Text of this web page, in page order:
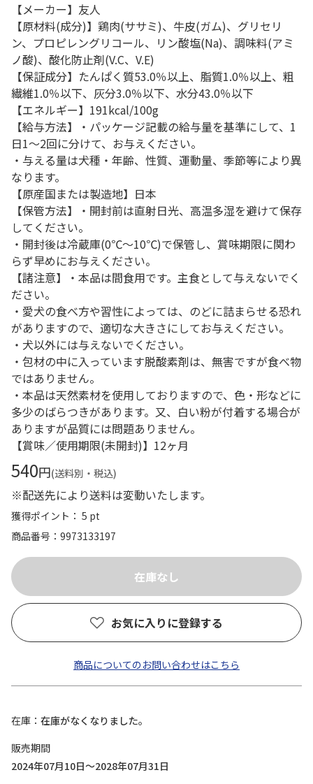
【メーカー】友人
【原材料(成分)】鶏肉(ササミ)、牛皮(ガム)、グリセリ
ン、プロピレングリコール、リン酸塩(Na)、調味料(アミ
ノ酸)、酸化防止剤(V.C、V.E)
【保証成分】たんぱく質53.0％以上、脂質1.0％以上、粗
繊維1.0％以下、灰分3.0％以下、水分43.0％以下
【エネルギー】191kcal/100g
【給与方法】・パッケージ記載の給与量を基準にして、1
日1～2回に分けて、お与えください。
・与える量は犬種・年齢、性質、運動量、季節等により異
なります。
【原産国または製造地】日本
【保管方法】・開封前は直射日光、高温多湿を避けて保存
してください。
・開封後は冷蔵庫(0℃～10℃)で保管し、賞味期限に関わ
らず早めにお与えください。
【諸注意】・本品は間食用です。主食として与えないでく
ださい。
・愛犬の食べ方や習性によっては、のどに詰まらせる恐れ
がありますので、適切な大きさにしてお与えください。
・犬以外には与えないでください。
・包材の中に入っています脱酸素剤は、無害ですが食べ物
ではありません。
・本品は天然素材を使用しておりますので、色・形などに
多少のばらつきがあります。又、白い粉が付着する場合が
ありますが品質には問題ありません。
【賞味／使用期限(未開封)】12ヶ月
540円(送料別・税込)
※配送先により送料は変動いたします。
獲得ポイント： 5 pt
商品番号
9973133197
お気に入りに登録する
商品についてのお問い合わせはこちら
在庫
在庫がなくなりました。
販売期間
2024年07月10日～2028年07月31日